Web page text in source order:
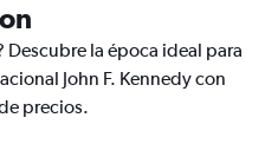
la época ideal para
John F. Kennedy con
precios.